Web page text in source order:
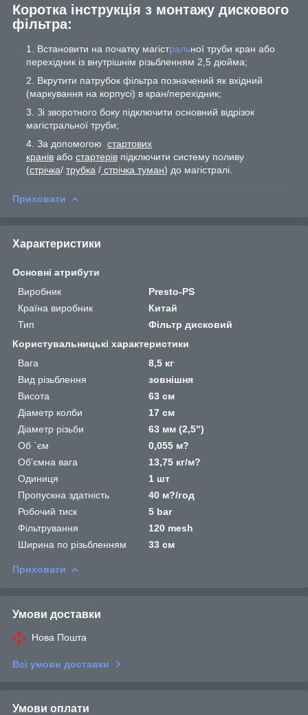
Коротка інструкція з монтажу дискового
фільтра:
Встановити на початку магістральної труби кран або
перехідник із внутрішнім різьбленням 2,5 дюйма;
Вкрутити патрубок фільтра позначений як вхідний
(маркування на корпусі) в кран/перехідник;
Зі зворотного боку підключити основний відрізок
магістральної труби;
За допомогою стартових
кранів або стартерів підключити систему поливу
(стрічка/ трубка / стрічка туман) до магістралі.
Приховати
Характеристики
Основні атрибути
Виробник
Presto-PS
Країна виробник
Китай
Тип
Фільтр дисковий
Користувальницькі характеристики
Вага
8,5 кг
Вид різьблення
зовнішня
Висота
63 см
Діаметр колби
17 см
Діаметр різьби
63 мм (2,5")
Об `єм
0,055 м?
Об'ємна вага
13,75 кг/м?
Одиниця
1 шт
Пропускна здатність
40 м?/год
Робочий тиск
5 bar
Фільтрування
120 mesh
Ширина по різьбленням
33 см
Приховати
Умови доставки
Нова Пошта
Всі умови доставки
Умови оплати